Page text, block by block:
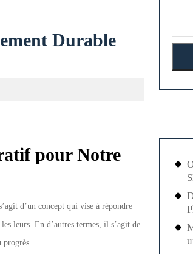
Durable
pour Notre
d’un concept qui vise à répondre
leurs. En d’autres termes, il s’agit de
progrès.